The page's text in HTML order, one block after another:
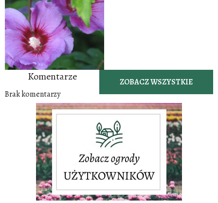
ZOBACZ WSZYSTKIE
Komentarze
Brak komentarzy